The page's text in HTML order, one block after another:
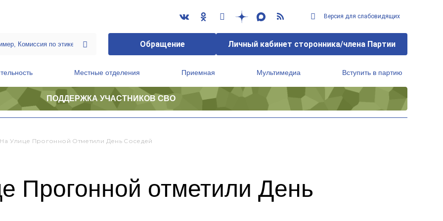
Версия для слабовидящих
Обращение Личный кабинет сторонника/члена Партии
Местные отделения Приемная Мультимедиа Вступить в партию
ПОДДЕРЖКА УЧАСТНИКОВ СВО
Улице Прогонной Отметили День Соседей
Прогонной отметили День